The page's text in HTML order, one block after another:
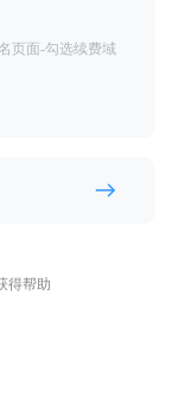
页面-勾选续费域
得帮助